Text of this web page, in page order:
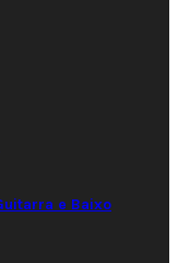
e Baixo